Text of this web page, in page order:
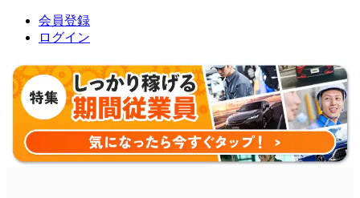
会員登録
ログイン